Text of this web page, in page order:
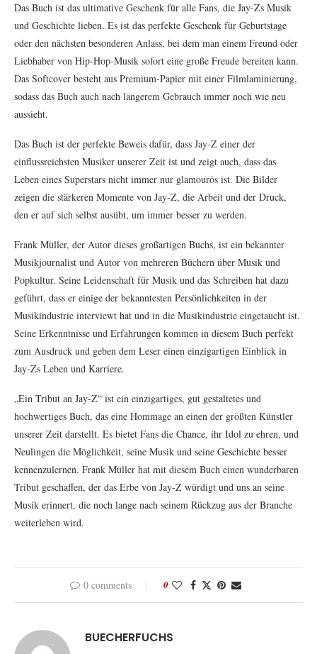
Das Buch ist das ultimative Geschenk für alle Fans, die Jay-Zs Musik
und Geschichte lieben. Es ist das perfekte Geschenk für Geburtstage
oder den nächsten besonderen Anlass, bei dem man einem Freund oder
Liebhaber von Hip-Hop-Musik sofort eine große Freude bereiten kann.
Das Softcover besteht aus Premium-Papier mit einer Filmlaminierung,
sodass das Buch auch nach längerem Gebrauch immer noch wie neu
aussieht.
Das Buch ist der perfekte Beweis dafür, dass Jay-Z einer der
einflussreichsten Musiker unserer Zeit ist und zeigt auch, dass das
Leben eines Superstars nicht immer nur glamourös ist. Die Bilder
zeigen die stärkeren Momente von Jay-Z, die Arbeit und der Druck,
den er auf sich selbst ausübt, um immer besser zu werden.
Frank Müller, der Autor dieses großartigen Buchs, ist ein bekannter
Musikjournalist und Autor von mehreren Büchern über Musik und
Popkultur. Seine Leidenschaft für Musik und das Schreiben hat dazu
geführt, dass er einige der bekanntesten Persönlichkeiten in der
Musikindustrie interviewt hat und in die Musikindustrie eingetaucht ist.
Seine Erkenntnisse und Erfahrungen kommen in diesem Buch perfekt
zum Ausdruck und geben dem Leser einen einzigartigen Einblick in
Jay-Zs Leben und Karriere.
„Ein Tribut an Jay-Z“ ist ein einzigartiges, gut gestaltetes und
hochwertiges Buch, das eine Hommage an einen der größten Künstler
unserer Zeit darstellt. Es bietet Fans die Chance, ihr Idol zu ehren, und
Neulingen die Möglichkeit, seine Musik und seine Geschichte besser
kennenzulernen. Frank Müller hat mit diesem Buch einen wunderbaren
Tribut geschaffen, der das Erbe von Jay-Z würdigt und uns an seine
Musik erinnert, die noch lange nach seinem Rückzug aus der Branche
weiterleben wird.
0 comments 0
BUECHERFUCHS